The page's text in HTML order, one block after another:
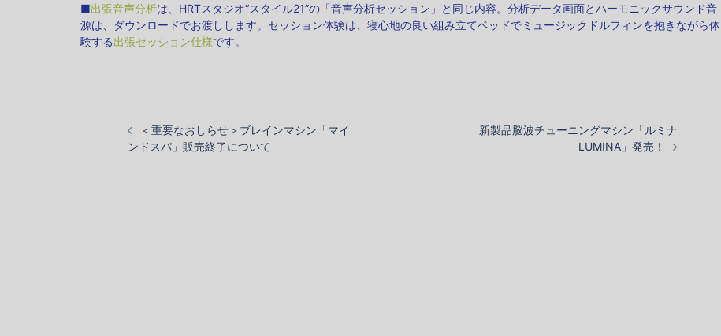
■出張音声分析は、HRTスタジオ“スタイル21”の「音声分析セッション」と同じ内容。分析データ画面とハーモニックサウンド音
源は、ダウンロードでお渡しします。セッション体験は、寝心地の良い組み立てベッドでミュージックドルフィンを抱きながら体
験する出張セッション仕様です。
＜重要なおしらせ＞ブレインマシン「マイ
ンドスパ」販売終了について
新製品脳波チューニングマシン「ルミナ
LUMINA」発売！